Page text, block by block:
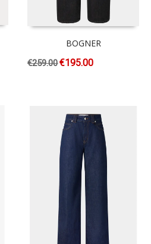
BOGNER
€259.00€195.00